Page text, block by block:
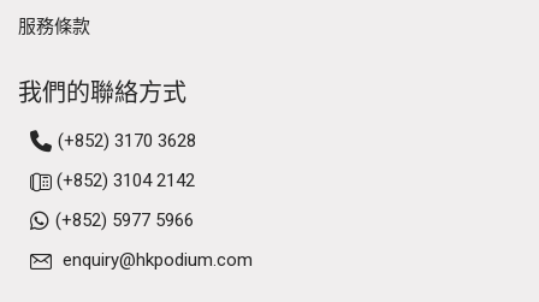
服務條款
我們的聯絡方式
(+852) 3170 3628
(+852) 3104 2142
(+852) 5977 5966
enquiry@hkpodium.com